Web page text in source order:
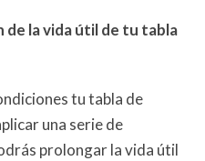
la vida útil de tu tabla
tu tabla de
una serie de
prolongar la vida útil